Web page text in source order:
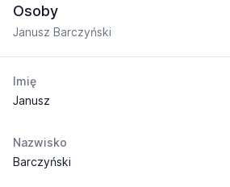
Osoby
Janusz Barczyński
Imię
Janusz
Nazwisko
Barczyński